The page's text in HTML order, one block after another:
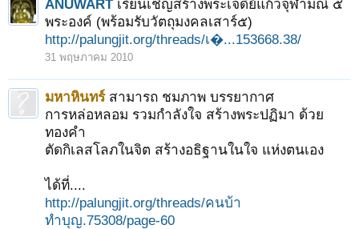
ANUWART เรียนเชิญสร้างพระเจดีย์แก้วจุฬามณี ๕
พระองค์ (พร้อมรับวัตถุมงคลเสาร์๕)
http://palungjit.org/threads/เ�...153668.38/
31 พฤษภาคม 2010
มหาหินทร์ สามารถ ชมภาพ บรรยากาศ
การหล่อหลอม รวมกำลังใจ สร้างพระปฏิมา ด้วย
ทองคำ
ตัดกิเลสโลภในจิต สร้างอธิฐานในใจ แห่งตนเอง
ได้ที่....
http://palungjit.org/threads/คนบ้า
ทำบุญ.75308/page-60